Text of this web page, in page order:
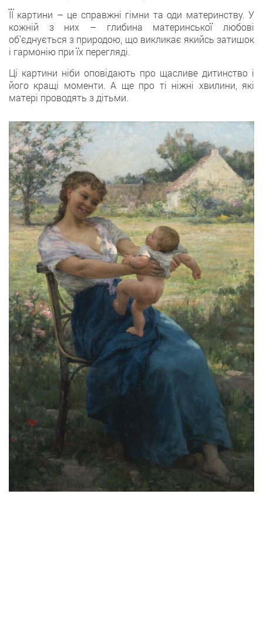
ЇЇ картини – це справжні гімни та оди материнству. У
кожній з них – глибина материнської любові
об’єднується з природою, що викликає якийсь затишок
і гармонію при їх перегляді.
Ці картини ніби оповідають про щасливе дитинство і
його кращі моменти. А ще про ті ніжні хвилини, які
матері проводять з дітьми.